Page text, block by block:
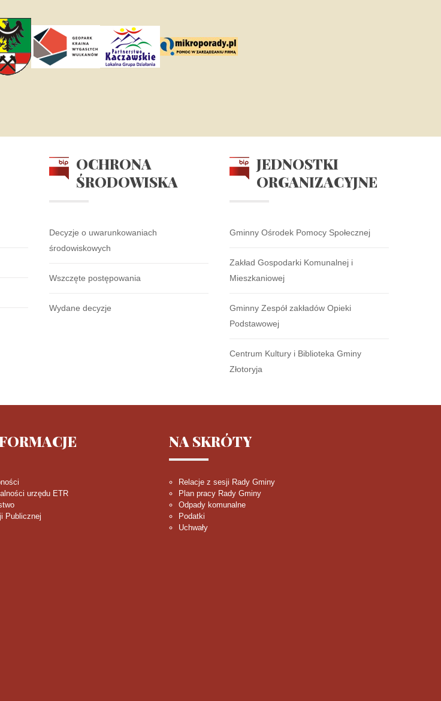
OCHRONA
ŚRODOWISKA
Decyzje o uwarunkowaniach
środowiskowych
Wszczęte postępowania
Wydane decyzje
JEDNOSTKI
ORGANIZACYJNE
Gminny Ośrodek Pomocy Społecznej
Zakład Gospodarki Komunalnej i
Mieszkaniowej
Gminny Zespół zakładów Opieki
Podstawowej
Centrum Kultury i Biblioteka Gminy
Złotoryja
urzędu ETR
Publicznej
NA SKRÓTY
Relacje z sesji Rady Gminy
Plan pracy Rady Gminy
Odpady komunalne
Podatki
Uchwały